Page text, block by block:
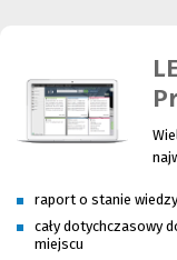
raport o stanie
cały dotychczasowy
miejscu